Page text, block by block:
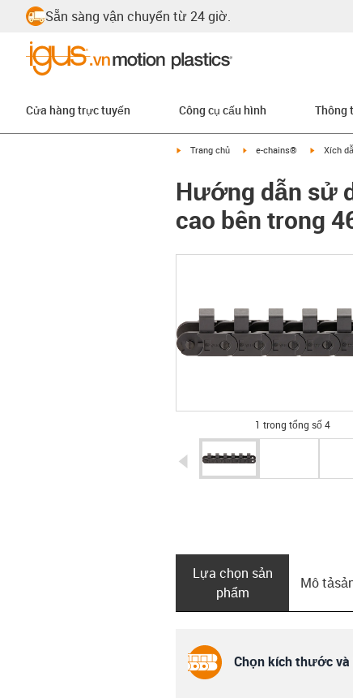
Sẵn sàng vận chuyển từ 24 giờ.
Cửa hàng trực tuyến Công cụ cấu hình Thông
igus-icon-arrow-right
Trang chủ igus-icon-arrow-right
e-chains® igus-Xích
Hướng dẫn sử
cao bên trong
1 trong tổng số 4
igus-icon-arrow-left
Lựa chọn sản
phẩm
Mô
Chọn kích thước